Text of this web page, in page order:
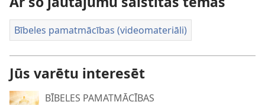
Bībeles pamatmācības (videomateriāli)
Jūs varētu interesēt
BĪBELES PAMATMĀCĪBAS